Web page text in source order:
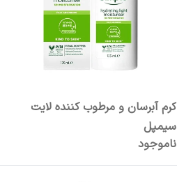
کرم آبرسان و مرطوب کننده لایت
سیمپل
ناموجود